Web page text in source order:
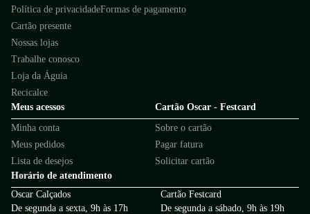
Política de privacidade
Cartão presente
Nossas lojas
Trabalhe conosco
Loja da Águia
Recicalce
Formas de pagamento
Meus acessos
Minha conta
Meus pedidos
Lista de desejos
Cartão Oscar - Festcard
Sobre o cartão
Pagar fatura
Solicitar cartão
Horário de atendimento
Oscar Calçados
De segunda a sexta, 9h às 17h
Cartão Festcard
De segunda a sábado, 9h às 19h